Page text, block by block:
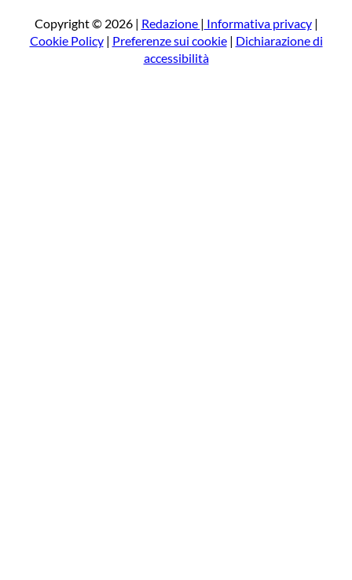
a
Copyright © 2026 | Redazione | Informativa privacy|
Cookie Policy| Preferenze sui cookie| Dichiarazione di
accessibilità